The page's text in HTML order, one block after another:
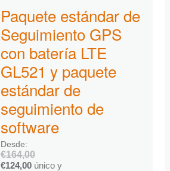
Paquete estándar de
Seguimiento GPS
con batería LTE
GL521 y paquete
estándar de
seguimiento de
software
Desde:
€164,00
€124,00 único y